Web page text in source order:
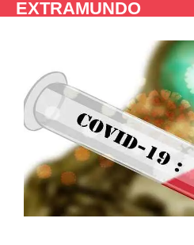
SaltarEXTRAMUNDO